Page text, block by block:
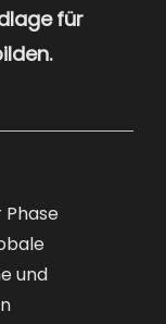
für
Phase
und